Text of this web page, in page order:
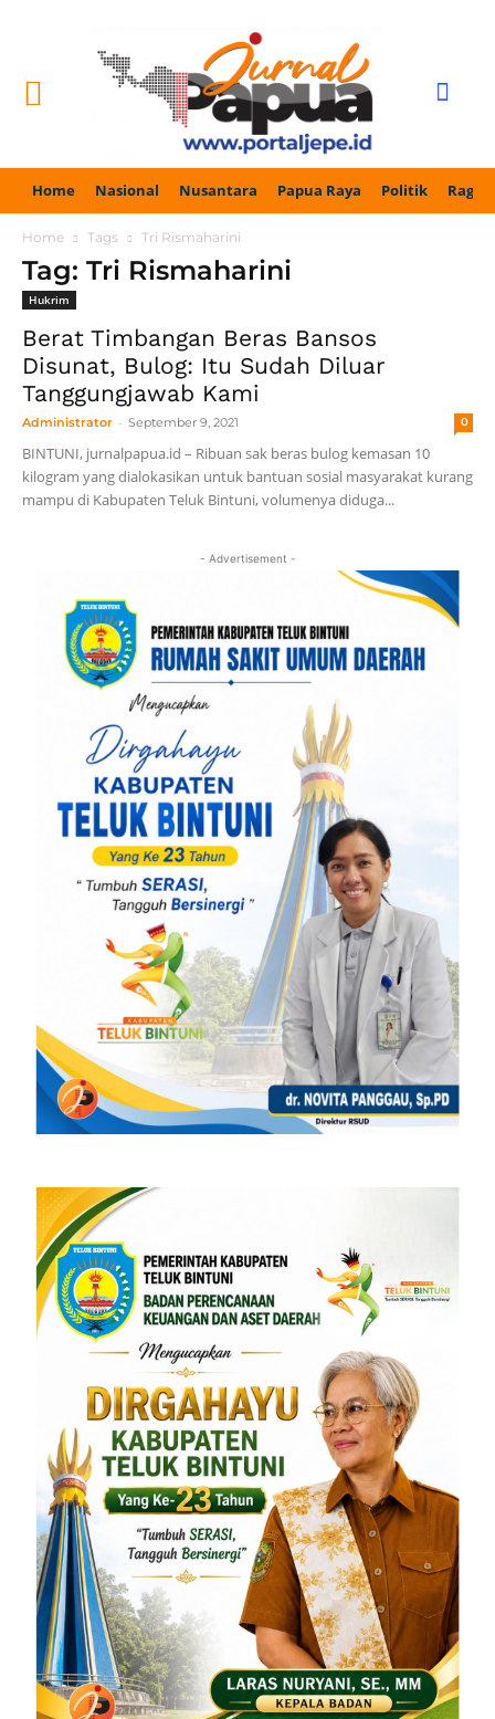
Home Nasional Nusantara Papua Raya Politik
Home Tags Tri Rismaharini
Tag: Tri Rismaharini
Hukrim
Berat Timbangan Beras Bansos
Disunat, Bulog: Itu Sudah Diluar
Tanggungjawab Kami
Administrator - September 9, 2021 0
BINTUNI, jurnalpapua.id – Ribuan sak beras bulog kemasan 10
kilogram yang dialokasikan untuk bantuan sosial masyarakat kurang
mampu di Kabupaten Teluk Bintuni, volumenya diduga...
- Advertisement -